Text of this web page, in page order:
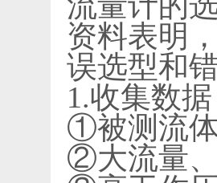
资料表明
误选型和
1.收集数据
①被测流
②大流量